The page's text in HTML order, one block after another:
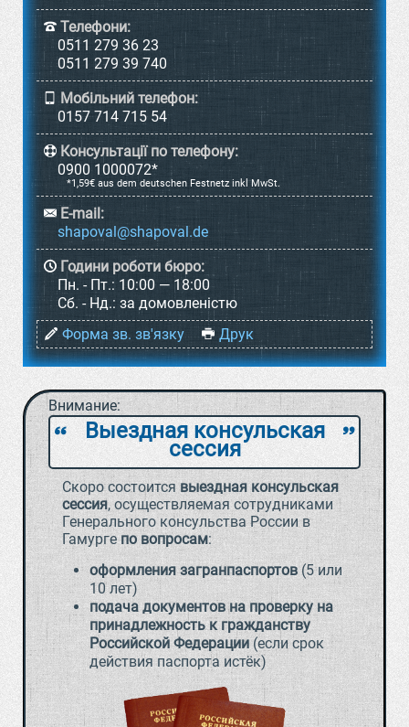
Телефони:
0511 279 36 23
0511 279 39 740
Мобільний телефон:
0157 714 715 54
Консультації по телефону:
0900 1000072*
*1,59€ aus dem deutschen Festnetz inkl MwSt.
E-mail:
Години роботи бюро:
Пн. - Пт.: 10:00 — 18:00
Cб. - Нд.: за домовленістю
Форма зв. зв'язку
Друк
Внимание:
` a
Выездная консульская
сессия
Скоро состоится выездная консульская
сессия, осуществляемая сотрудниками
Генерального консульства России в
Гамургепо вопросам:
оформления загранпаспортов (5 или
10 лет)
подача документов на проверку на
принадлежность к гражданству
Российской Федерации (если срок
действия паспорта истёк)